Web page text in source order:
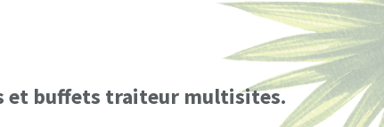
et buffets traiteur multisites.